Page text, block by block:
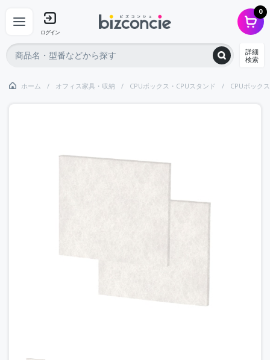
ログイン
0
詳細
検索
ホーム オフィス家具・収納 CPUボックス・CPUスタンド CPUボック